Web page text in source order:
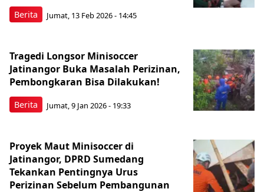
Berita Jumat, 13 Feb 2026 - 14:45
Berita
Tragedi Longsor Minisoccer
Jatinangor Buka Masalah Perizinan,
Pembongkaran Bisa Dilakukan!
Jumat, 9 Jan 2026 - 19:33
Proyek Maut Minisoccer di
Jatinangor, DPRD Sumedang
Tekankan Pentingnya Urus
Perizinan Sebelum Pembangunan